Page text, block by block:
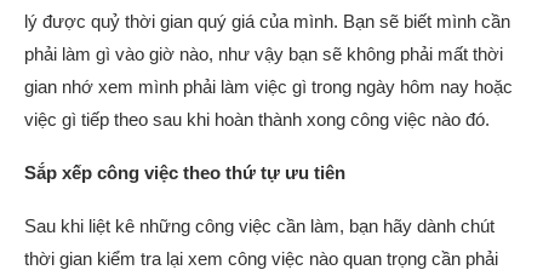
lý được quỷ thời gian quý giá của mình. Bạn sẽ biết mình cần
phải làm gì vào giờ nào, như vậy bạn sẽ không phải mất thời
gian nhớ xem mình phải làm việc gì trong ngày hôm nay hoặc
việc gì tiếp theo sau khi hoàn thành xong công việc nào đó.
Sắp xếp công việc theo thứ tự ưu tiên
Sau khi liệt kê những công việc cần làm, bạn hãy dành chút
thời gian kiểm tra lại xem công việc nào quan trọng cần phải